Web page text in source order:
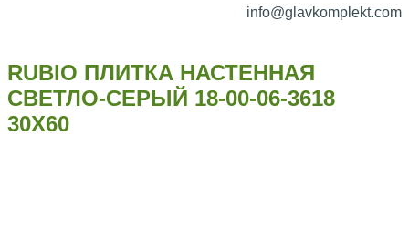
info@glavkomplekt.com
RUBIO ПЛИТКА НАСТЕННАЯ
СВЕТЛО-СЕРЫЙ 18-00-06-3618
30Х60